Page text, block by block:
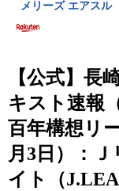
【公式】長
キスト速報
百年構想リ
月3日）：
イト（